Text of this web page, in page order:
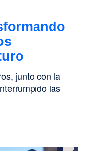
junto con la
las